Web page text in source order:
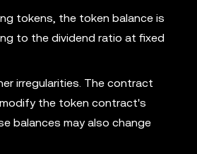
tokens, the token balance is
to the dividend ratio at fixed
irregularities. The contract
the token contract's
balances may also change